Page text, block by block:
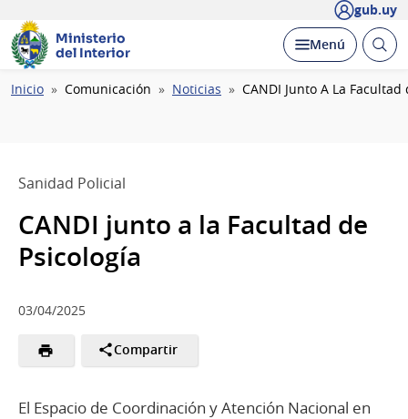
gub.uy
Ministerio
del Interior
Desplegar
Menú Abrir
Ruta
Inicio Comunicación Noticias CANDI Junto A La Facultad
Sanidad Policial
CANDI junto a la Facultad de
Psicología
03/04/2025
Compartir
El Espacio de Coordinación y Atención Nacional en